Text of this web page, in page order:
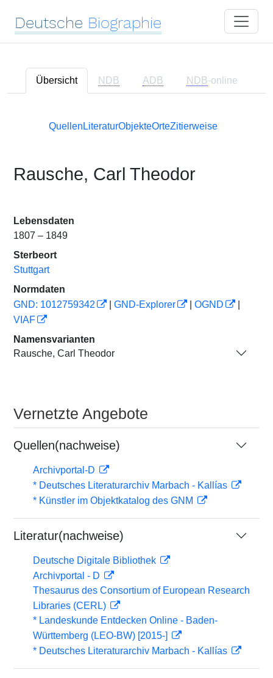
Deutsche Biographie
Übersicht NDB ADB NDB-online
Quellen LiteraturObjekteOrteZitierweise
Rausche, Carl Theodor
Lebensdaten
1807 – 1849
Sterbeort
Stuttgart
Normdaten
GND: 1012759342
GND-Explorer OGND
VIAF
Namensvarianten
Rausche, Carl Theodor
Vernetzte Angebote
Quellen(nachweise)
Archivportal-D
* Deutsches Literaturarchiv Marbach - Kallías
* Künstler im Objektkatalog des GNM
Literatur(nachweise)
Deutsche Digitale Bibliothek
Archivportal - D
Thesaurus des Consortium of European Research
Libraries (CERL)
* Landeskunde Entdecken Online - Baden-
Württemberg (LEO-BW) [2015-]
* Deutsches Literaturarchiv Marbach - Kallías